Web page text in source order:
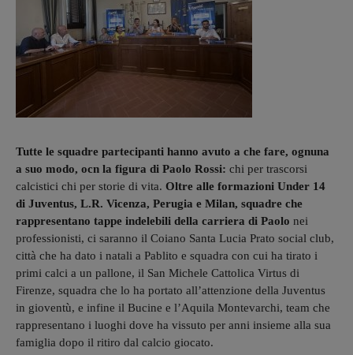
Tutte le squadre partecipanti hanno avuto a che fare, ognuna
a suo modo, ocn la figura di Paolo Rossi: chi per trascorsi
calcistici chi per storie di vita. Oltre alle formazioni Under 14
di Juventus, L.R. Vicenza, Perugia e Milan, squadre che
rappresentano tappe indelebili della carriera di Paolo nei
professionisti, ci saranno il Coiano Santa Lucia Prato social club,
città che ha dato i natali a Pablito e squadra con cui ha tirato i
primi calci a un pallone, il San Michele Cattolica Virtus di
Firenze, squadra che lo ha portato all’attenzione della Juventus
in gioventù, e infine il Bucine e l’Aquila Montevarchi, team che
rappresentano i luoghi dove ha vissuto per anni insieme alla sua
famiglia dopo il ritiro dal calcio giocato.